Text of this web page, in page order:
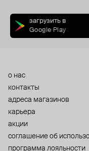
загрузить в
Google Play
о нас
контакты
адреса магазинов
карьера
акции
cоглашение об
программа лояльности